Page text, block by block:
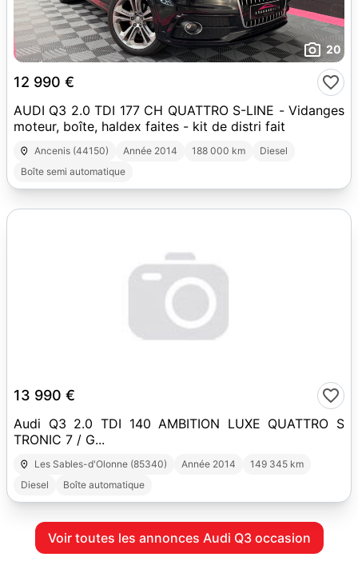
20
12 990 €
AUDI Q3 2.0 TDI 177 CH QUATTRO S-LINE - Vidanges
moteur, boîte, haldex faites - kit de distri fait
Ancenis (44150) Année 2014 188 000 km
Diesel
Boîte semi automatique
13 990 €
Audi Q3 2.0 TDI 140 AMBITION LUXE QUATTRO S
TRONIC 7 / G...
Les Sables-d'Olonne (85340) Année 2014
149 345 km
Diesel
Boîte automatique
Voir toutes les annonces Audi Q3 occasion